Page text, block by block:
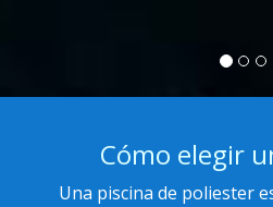
Cómo elegir
Una piscina de poliester